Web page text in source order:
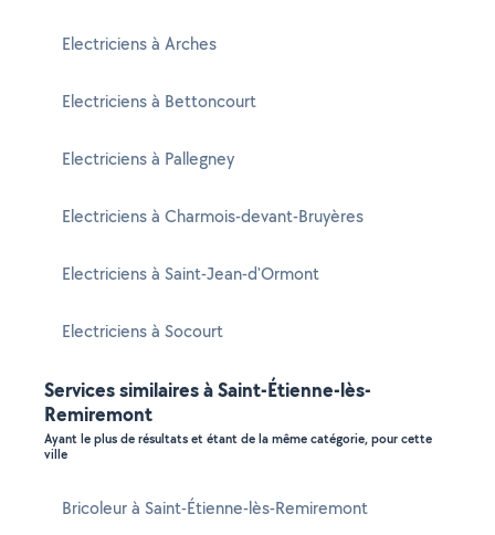
Electriciens à Arches
Electriciens à Bettoncourt
Electriciens à Pallegney
Electriciens à Charmois-devant-Bruyères
Electriciens à Saint-Jean-d'Ormont
Electriciens à Socourt
Services similaires à Saint-Étienne-lès-
Remiremont
Ayant le plus de résultats et étant de la même catégorie, pour cette
ville
Bricoleur à Saint-Étienne-lès-Remiremont